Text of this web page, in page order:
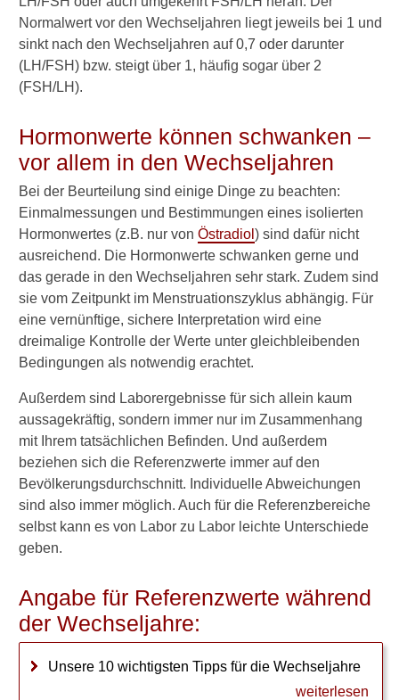
Normalwert vor den Wechseljahren liegt jeweils bei 1 und
sinkt nach den Wechseljahren auf 0,7 oder darunter
(LH/FSH) bzw. steigt über 1, häufig sogar über 2
(FSH/LH).
Hormonwerte können schwanken –
vor allem in den Wechseljahren
Bei der Beurteilung sind einige Dinge zu beachten:
Einmalmessungen und Bestimmungen eines isolierten
Hormonwertes (z.B. nur von Östradiol ) sind dafür nicht
ausreichend. Die Hormonwerte schwanken gerne und
das gerade in den Wechseljahren sehr stark. Zudem sind
sie vom Zeitpunkt im Menstruationszyklus abhängig. Für
eine vernünftige, sichere Interpretation wird eine
dreimalige Kontrolle der Werte unter gleichbleibenden
Bedingungen als notwendig erachtet.
Außerdem sind Laborergebnisse für sich allein kaum
aussagekräftig, sondern immer nur im Zusammenhang
mit Ihrem tatsächlichen Befinden. Und außerdem
beziehen sich die Referenzwerte immer auf den
Bevölkerungsdurchschnitt. Individuelle Abweichungen
sind also immer möglich. Auch für die Referenzbereiche
selbst kann es von Labor zu Labor leichte Unterschiede
geben.
Angabe für Referenzwerte während
der Wechseljahre:
Unsere 10 wichtigsten Tipps für die Wechseljahre
weiterlesen
Haut
Scheidentrockenheit
Schmerzen beim
Trockenes Auge:
Selbsthilfe
Wechseljahre: warum öfter
krank?
Krankschreibung wegen
Wechseljahresbeschwerde
n
ernstere Folgen
nach Brustkrebs
Beginn und Dauer der
Wechseljahre
Symptome und Beschwerden
der Wechseljahre
Hitzewallungen
Zyklusstörungen und
Gewichtszunahme in den
Wechseljahren
Heilpflanzen gegen